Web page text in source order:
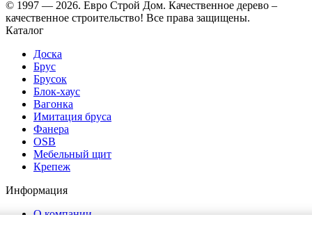
© 1997 — 2026. Евро Строй Дом. Качественное дерево –
качественное строительство! Все права защищены.
Каталог
Доска
Брус
Брусок
Блок-хаус
Вагонка
Имитация бруса
Фанера
OSB
Мебельный щит
Крепеж
Информация
О компании